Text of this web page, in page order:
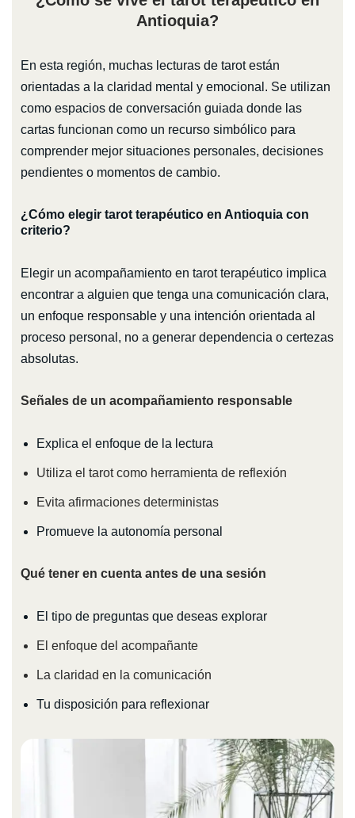
Antioquia?
En esta región, muchas lecturas de tarot están
orientadas a la claridad mental y emocional. Se utilizan
como espacios de conversación guiada donde las
cartas funcionan como un recurso simbólico para
comprender mejor situaciones personales, decisiones
pendientes o momentos de cambio.
¿Cómo elegir tarot terapéutico en Antioquia con
criterio?
Elegir un acompañamiento en tarot terapéutico implica
encontrar a alguien que tenga una comunicación clara,
un enfoque responsable y una intención orientada al
proceso personal, no a generar dependencia o certezas
absolutas.
Señales de un acompañamiento responsable
Explica el enfoque de la lectura
Utiliza el tarot como herramienta de reflexión
Evita afirmaciones deterministas
Promueve la autonomía personal
Qué tener en cuenta antes de una sesión
El tipo de preguntas que deseas explorar
El enfoque del acompañante
La claridad en la comunicación
Tu disposición para reflexionar